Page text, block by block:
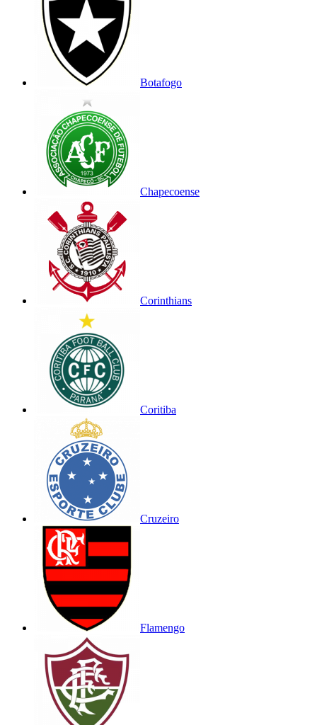
Botafogo
Chapecoense
Corinthians
Coritiba
Cruzeiro
Flamengo